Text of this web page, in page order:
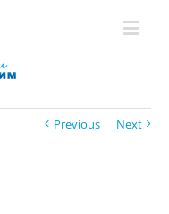
Previous Next